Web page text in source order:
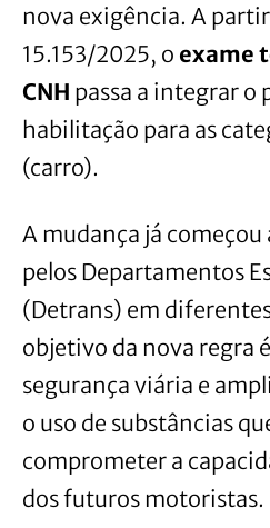
nova exigência. A partir
15.153/2025, o exame
CNH passa a integrar o
habilitação para as
(carro).
A mudança já
pelos Departamentos
(Detrans) em
objetivo da nova regra
segurança viária e
o uso de substâncias
comprometer a
dos futuros motoristas.